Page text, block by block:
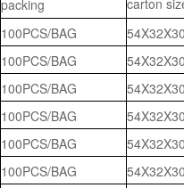
packing
100PCS/BAG
100PCS/BAG
100PCS/BAG
100PCS/BAG
100PCS/BAG
100PCS/BAG